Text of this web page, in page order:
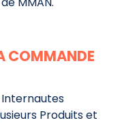
COMMANDE
Produits et